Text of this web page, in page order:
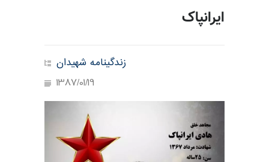
ایرانپاک
زندگینامه شهیدان
1387/01/19